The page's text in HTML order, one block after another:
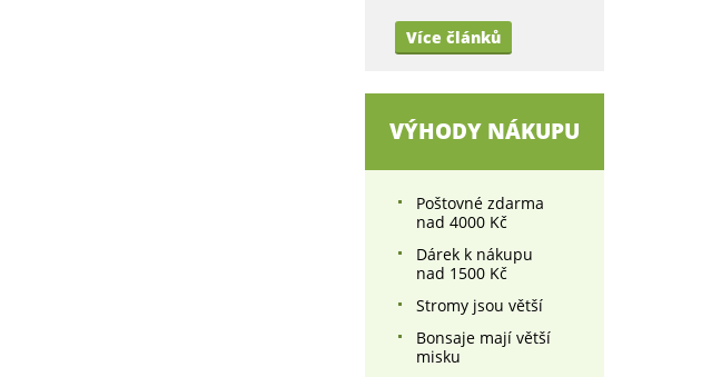
Více článků
VÝHODY NÁKUPU
Poštovné zdarma
nad 4000 Kč
Dárek k nákupu
nad 1500 Kč
Stromy jsou větší
Bonsaje mají větší
misku